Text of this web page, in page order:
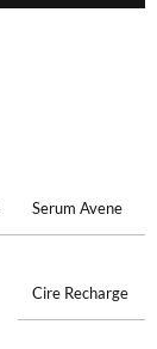
Serum Avene
Cire Recharge